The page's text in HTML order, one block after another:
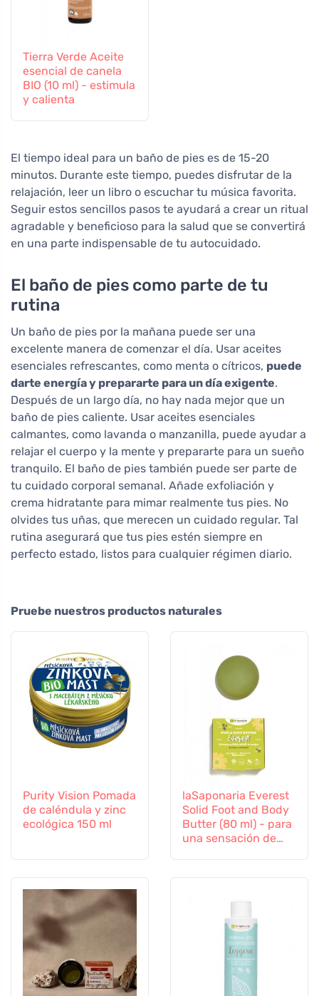
Tierra Verde Aceite
esencial de canela
BIO (10 ml) - estimula
y calienta
El tiempo ideal para un baño de pies es de 15-20
minutos. Durante este tiempo, puedes disfrutar de la
relajación, leer un libro o escuchar tu música favorita.
Seguir estos sencillos pasos te ayudará a crear un ritual
agradable y beneficioso para la salud que se convertirá
en una parte indispensable de tu autocuidado.
El baño de pies como parte de tu
rutina
Un baño de pies por la mañana puede ser una
excelente manera de comenzar el día. Usar aceites
esenciales refrescantes, como menta o cítricos, puede
darte energía y prepararte para un día exigente.
Después de un largo día, no hay nada mejor que un
baño de pies caliente. Usar aceites esenciales
calmantes, como lavanda o manzanilla, puede ayudar a
relajar el cuerpo y la mente y prepararte para un sueño
tranquilo. El baño de pies también puede ser parte de
tu cuidado corporal semanal. Añade exfoliación y
crema hidratante para mimar realmente tus pies. No
olvides tus uñas, que merecen un cuidado regular. Tal
rutina asegurará que tus pies estén siempre en
perfecto estado, listos para cualquier régimen diario.
Pruebe nuestros productos naturales
Purity Vision Pomada
de caléndula y zinc
ecológica 150 ml
laSaponaria Everest
Solid Foot and Body
Butter (80 ml) - para
una sensación de